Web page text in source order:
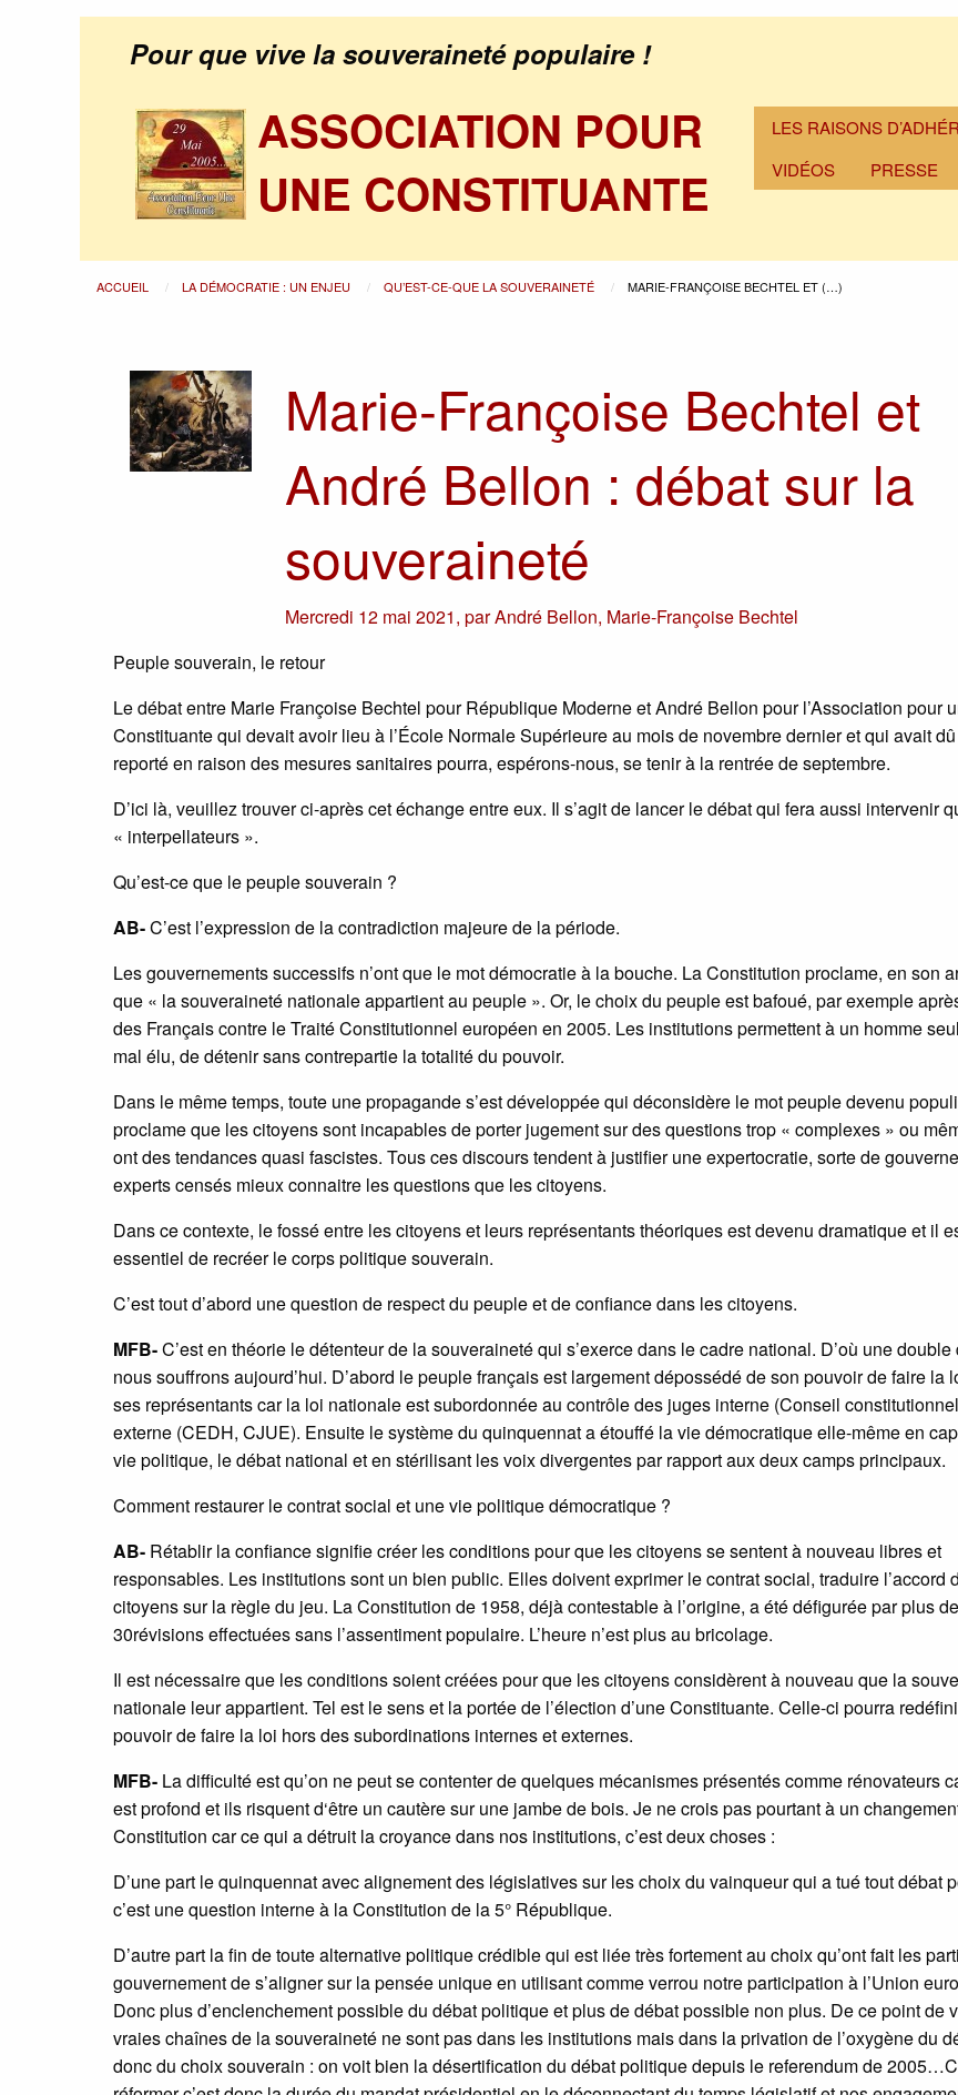
Pour que vive la souveraineté populaire !
ASSOCIATION POUR
UNE CONSTITUANTE
LES RAISONS
VIDÉOS
PRESSE
ACCUEIL LA DÉMOCRATIE : UN ENJEU QU’EST-CE-QUE LA SOUVERAINETÉ MARIE-FRANÇOISE BECHTEL ET (…)
Marie-Françoise Bechtel et
André Bellon : débat sur la
souveraineté
Mercredi 12 mai 2021,parAndré Bellon, Marie-Françoise Bechtel
Peuple souverain, le retour
Le débat entre Marie Françoise Bechtel pour République Moderne et André Bellon pour l’Association pour
Constituante qui devait avoir lieu à l’École Normale Supérieure au mois de novembre dernier et qui avait
reporté en raison des mesures sanitaires pourra, espérons-nous, se tenir à la rentrée de septembre.
D’ici là, veuillez trouver ci-après cet échange entre eux. Il s’agit de lancer le débat qui fera aussi intervenir
« interpellateurs ».
Qu’est-ce que le peuple souverain ?
AB-C’est l’expression de la contradiction majeure de la période.
Les gouvernements successifs n’ont que le mot démocratie à la bouche. La Constitution proclame, en son
que « la souveraineté nationale appartient au peuple ». Or, le choix du peuple est bafoué, par exemple
des Français contre le Traité Constitutionnel européen en 2005. Les institutions permettent à un homme
mal élu, de détenir sans contrepartie la totalité du pouvoir.
Dans le même temps, toute une propagande s’est développée qui déconsidère le mot peuple devenu
proclame que les citoyens sont incapables de porter jugement sur des questions trop « complexes » ou
ont des tendances quasi fascistes. Tous ces discours tendent à justifier une expertocratie, sorte de
experts censés mieux connaitre les questions que les citoyens.
Dans ce contexte, le fossé entre les citoyens et leurs représentants théoriques est devenu dramatique et il
essentiel de recréer le corps politique souverain.
C’est tout d’abord une question de respect du peuple et de confiance dans les citoyens.
MFB-C’est en théorie le détenteur de la souveraineté qui s’exerce dans le cadre national. D’où une
nous souffrons aujourd’hui. D’abord le peuple français est largement dépossédé de son pouvoir de faire la
ses représentants car la loi nationale est subordonnée au contrôle des juges interne (Conseil
externe (CEDH, CJUE). Ensuite le système du quinquennat a étouffé la vie démocratique elle-même en
vie politique, le débat national et en stérilisant les voix divergentes par rapport aux deux camps principaux.
Comment restaurer le contrat social et une vie politique démocratique ?
AB- Rétablir la confiance signifie créer les conditions pour que les citoyens se sentent à nouveau libres et
responsables. Les institutions sont un bien public. Elles doivent exprimer le contrat social, traduire l’accord
citoyens sur la règle du jeu. La Constitution de 1958, déjà contestable à l’origine, a été défigurée par plus de
30révisions effectuées sans l’assentiment populaire. L’heure n’est plus au bricolage.
Il est nécessaire que les conditions soient créées pour que les citoyens considèrent à nouveau que la
nationale leur appartient. Tel est le sens et la portée de l’élection d’une Constituante. Celle-ci pourra
pouvoir de faire la loi hors des subordinations internes et externes.
MFB- La difficulté est qu’on ne peut se contenter de quelques mécanismes présentés comme rénovateurs
est profond et ils risquent d‘être un cautère sur une jambe de bois. Je ne crois pas pourtant à un
Constitution car ce qui a détruit la croyance dans nos institutions, c’est deux choses :
D’une part le quinquennat avec alignement des législatives sur les choix du vainqueur qui a tué tout débat
c’est une question interne à la Constitution de la 5° République.
D’autre part la fin de toute alternative politique crédible qui est liée très fortement au choix qu’ont fait les
gouvernement de s’aligner sur la pensée unique en utilisant comme verrou notre participation à l’Union
Donc plus d’enclenchement possible du débat politique et plus de débat possible non plus. De ce point de
vraies chaînes de la souveraineté ne sont pas dans les institutions mais dans la privation de l’oxygène du
donc du choix souverain : on voit bien la désertification du débat politique depuis le referendum de